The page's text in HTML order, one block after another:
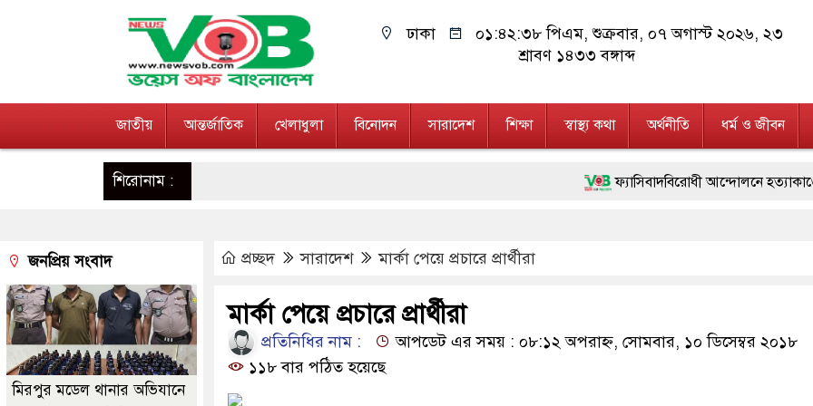
ঢাকা ০১:৪২:৩৯ পিএম, শুক্রবার, ০৭ অগাস্ট ২০২৬, ২৩
শ্রাবণ ১৪৩৩ বঙ্গাব্দ
জাতীয় আন্তর্জাতিক খেলাধুলা বিনোদন সারাদেশ শিক্ষা স্বাস্থ্য কথা অর্থনীতি ধর্ম ও জীবন
শিরোনাম : ফ্যাসিবাদবিরোধী আন্দোলনে হত্যাকাণ্ডের বিচার
জনগণ পরিবর্তন চেয়েছে বলেই জুলাই আন্দোলন
২৮ লাখ টাকার জাল নোটসহ দুইজনকে
নেতৃত্ব ও গণতন্ত্রের মূর্তমান প্রতীক বেগম খালেদা
অবৈধ বিদেশি পিস্তল, ম্যাগাজিন ও গুলিসহ
প্রচ্ছদ সারাদেশ মার্কা পেয়ে প্রচারে প্রার্থীরা
মার্কা পেয়ে প্রচারে প্রার্থীরা
প্রতিনিধির নাম :
আপডেট এর সময় : ০৮:১২ অপরাহ্ন, সোমবার, ১০ ডিসেম্বর ২০১৮
১১৮ বার পঠিত হয়েছে
জনপ্রিয় সংবাদ
মিরপুর মডেল থানার অভিযানে